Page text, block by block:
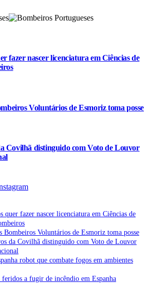
fazer nascer licenciatura em Ciências de
Voluntários de Esmoriz toma posse
Covilhã distinguido com Voto de Louvor
quer fazer nascer licenciatura em Ciências de
Bombeiros Voluntários de Esmoriz toma posse
da Covilhã distinguido com Voto de Louvor
robot que combate fogos em ambientes
a fugir de incêndio em Espanha